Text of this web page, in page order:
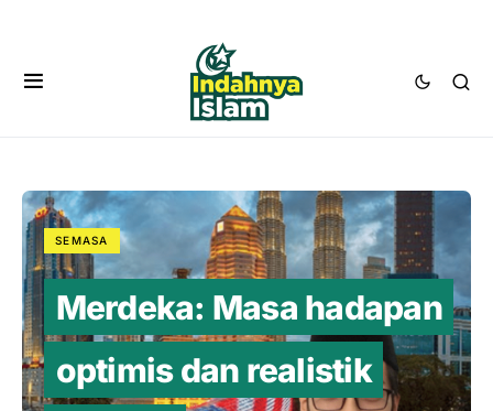
SEMASA
Merdeka: Masa hadapan
optimis dan realistik